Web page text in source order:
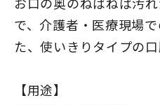
で、介護者・医療現場
た、使いきりタイプの
【用途】